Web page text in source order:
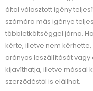
által választott igény
számára más igénye
többletköltséggel járna.
kérte, illetve nem
arányos leszállítását vagy
kijavíthatja, illetve mással
szerződéstől is elállhat.